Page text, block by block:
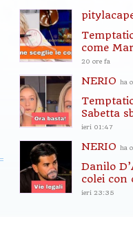
come
20 ore fa
NERIO ha
Sabetta
ieri 01:47
NERIO ha
Danilo
colei con
ieri 23:35